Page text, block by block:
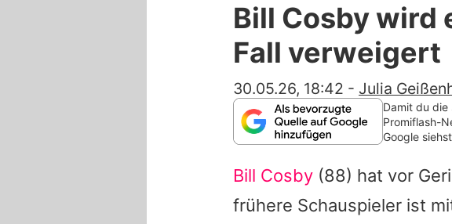
Bill Cosby wird
Fall verweigert
30.05.26, 18:42 - Julia
Damit du die
Promiflash-
Google
Bill Cosby (88) hat vor
frühere Schauspieler ist